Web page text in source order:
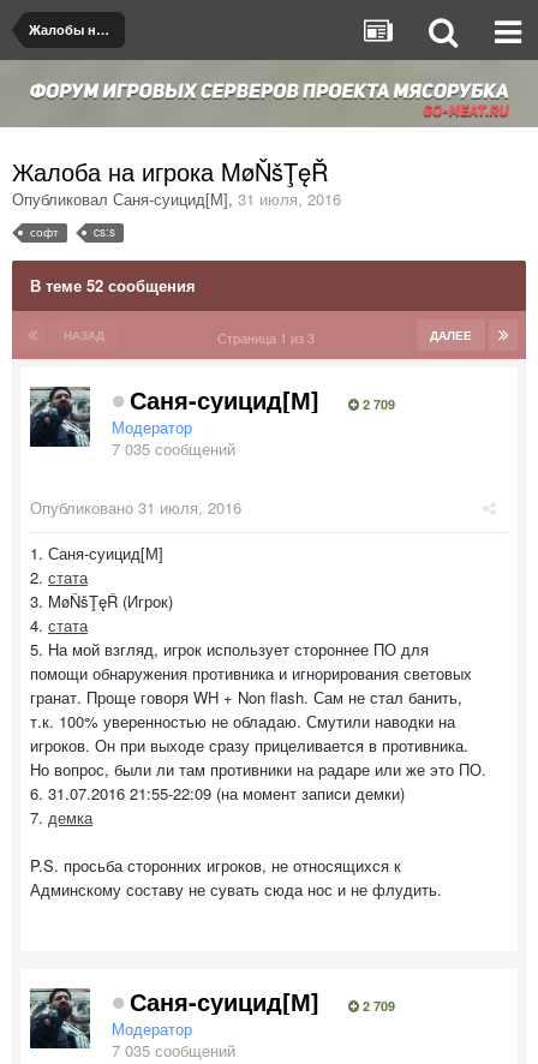
Жалобы на игроков/админов
Жалоба на игрока MøŇšŢęŘ
Опубликовал Саня-суицид[М], 31 июля, 2016
софт cs:s
В теме 52 сообщения
НАЗАД ДАЛЕЕ
Страница 1 из 3
Саня-суицид[М] 2 709
Модератор
7 035 сообщений
Опубликовано 31 июля, 2016
1. Саня-суицид[М]
2. стата
3. MøŇšŢęŘ (Игрок)
4. стата
5. На мой взгляд, игрок использует стороннее ПО для
помощи обнаружения противника и игнорирования световых
гранат. Проще говоря WH + Non flash. Сам не стал банить,
т.к. 100% уверенностью не обладаю. Смутили наводки на
игроков. Он при выходе сразу прицеливается в противника.
Но вопрос, были ли там противники на радаре или же это ПО.
6. 31.07.2016 21:55-22:09 (на момент записи демки)
7. демка
P.S. просьба сторонних игроков, не относящихся к
Админскому составу не сувать сюда нос и не флудить.
Саня-суицид[М] 2 709
Модератор
7 035 сообщений